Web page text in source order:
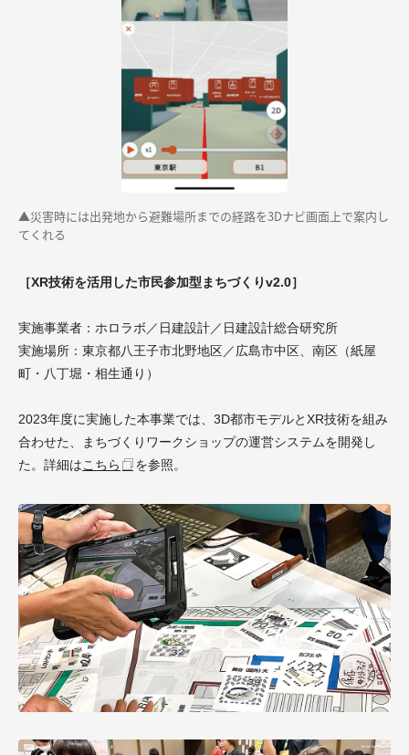
▲災害時には出発地から避難場所までの経路を3Dナビ画面上で案内し
てくれる
［XR技術を活用した市民参加型まちづくりv2.0］
実施事業者：ホロラボ／日建設計／日建設計総合研究所
実施場所：東京都八王子市北野地区／広島市中区、南区（紙屋
町・八丁堀・相生通り）
2023年度に実施した本事業では、3D都市モデルとXR技術を組み
合わせた、まちづくりワークショップの運営システムを開発し
た。詳細はこちら を参照。